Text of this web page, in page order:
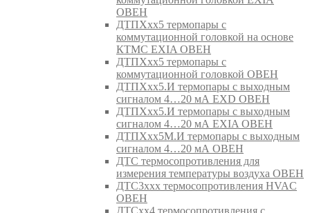
ОВЕН
ДТПХхх5 термопары с
коммутационной головкой на основе
КТМС EXIA ОВЕН
ДТПХхх5 термопары с
коммутационной головкой ОВЕН
ДТПХхх5.И термопары с выходным
сигналом 4…20 мА EXD ОВЕН
ДТПХхх5.И термопары с выходным
сигналом 4…20 мА EXIA ОВЕН
ДТПХхх5М.И термопары с выходным
сигналом 4…20 мА ОВЕН
ДТС термосопротивления для
измерения температуры воздуха ОВЕН
ДТС3ххх термосопротивления HVAC
ОВЕН